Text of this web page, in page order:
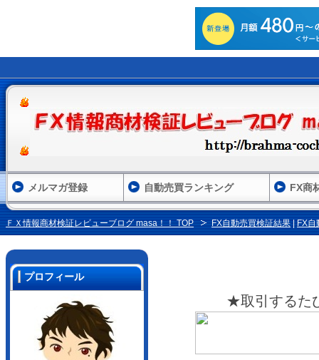
ＦＸ情報商材検証レビューブログ masa！！ TOP FX自動売買検証結果 | FX自
★取引するた
プロフィール
メルマガ登録 自動売買ランキング FX商